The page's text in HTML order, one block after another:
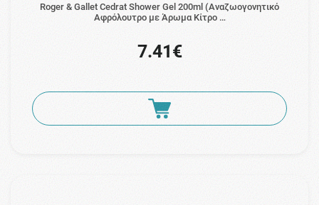
Roger & Gallet Cedrat Shower Gel 200ml (Αναζωογονητικό
Αφρόλουτρο με Άρωμα Κίτρο …
7.41€